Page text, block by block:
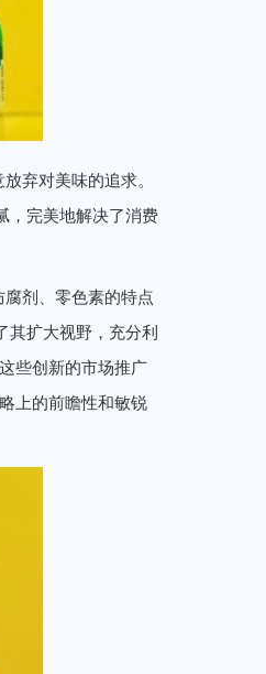
弃对美味的追求。
，完美地解决了消费
剂、零色素的特点
其扩大视野，充分利
些创新的市场推广
上的前瞻性和敏锐